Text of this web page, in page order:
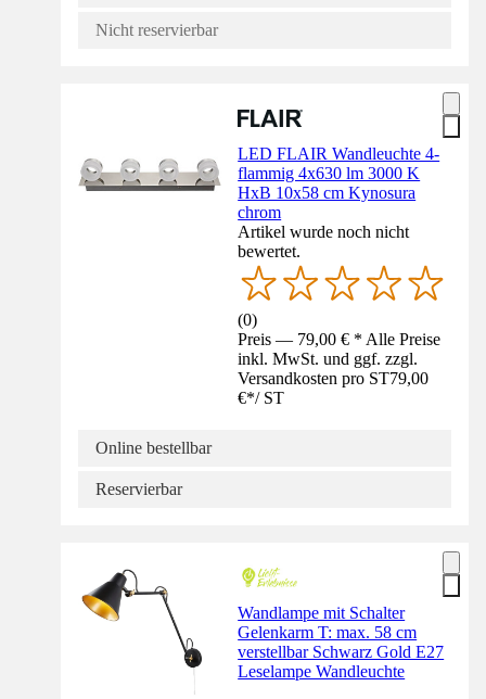
Nicht reservierbar
LED FLAIR Wandleuchte 4-
flammig 4x630 lm 3000 K
HxB 10x58 cm Kynosura
chrom
Artikel wurde noch nicht
bewertet.
(0)
Preis — 79,00 € * Alle Preise
inkl. MwSt. und ggf. zzgl.
Versandkosten pro ST79,00
€*/ ST
Online bestellbar
Reservierbar
Wandlampe mit Schalter
Gelenkarm T: max. 58 cm
verstellbar Schwarz Gold E27
Leselampe Wandleuchte